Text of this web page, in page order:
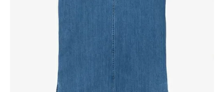
INFORMATIOM